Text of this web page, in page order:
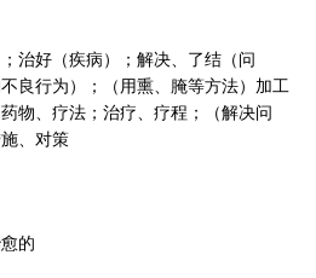
治好（疾病）；解决、了结（问
良行为）；（用熏、腌等方法）加工
物、疗法；治疗、疗程；（解决问
、对策
的